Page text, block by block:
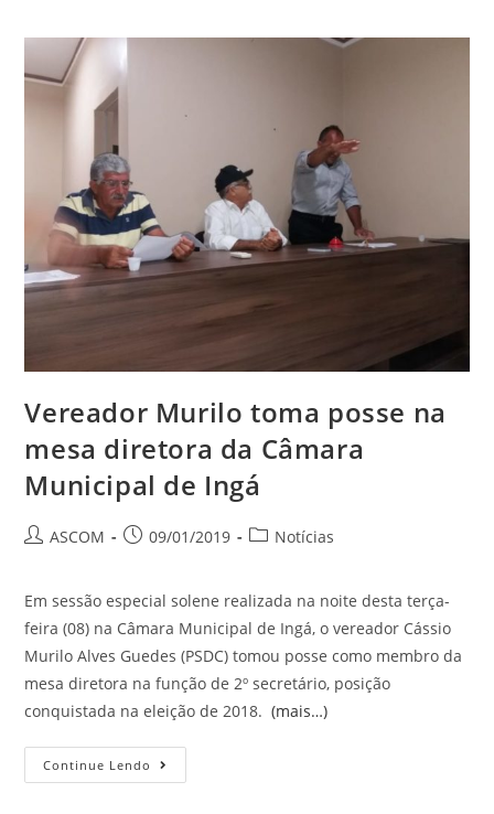
Vereador Murilo toma posse na
mesa diretora da Câmara
Municipal de Ingá
ASCOM 09/01/2019 Notícias
Em sessão especial solene realizada na noite desta terça-
feira (08) na Câmara Municipal de Ingá, o vereador Cássio
Murilo Alves Guedes (PSDC) tomou posse como membro da
mesa diretora na função de 2º secretário, posição
conquistada na eleição de 2018.(mais…)
Continue Lendo